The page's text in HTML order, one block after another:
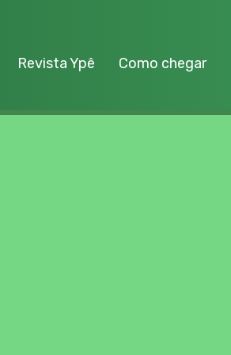
Revista Ypê Como chegar